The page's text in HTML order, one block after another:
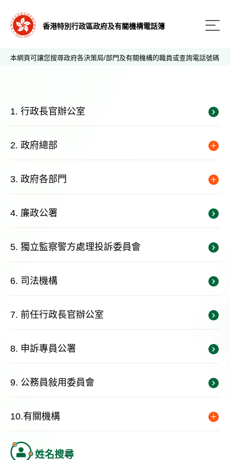
香港特別行政區政府及有關機構電話簿
本網頁可讓您搜尋政府各決策局/部門及有關機構的職員或查詢電話號碼
1. 行政長官辦公室
2. 政府總部
3. 政府各部門
4. 廉政公署
5. 獨立監察警方處理投訴委員會
6. 司法機構
7. 前任行政長官辦公室
8. 申訴專員公署
9. 公務員敍用委員會
10.有關機構
姓名搜尋